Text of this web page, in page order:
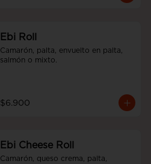
Ebi Roll
Camarón, palta, envuelto en palta,
salmón o mixto.
$6.900
Ebi Cheese Roll
Camarón, queso crema, palta,